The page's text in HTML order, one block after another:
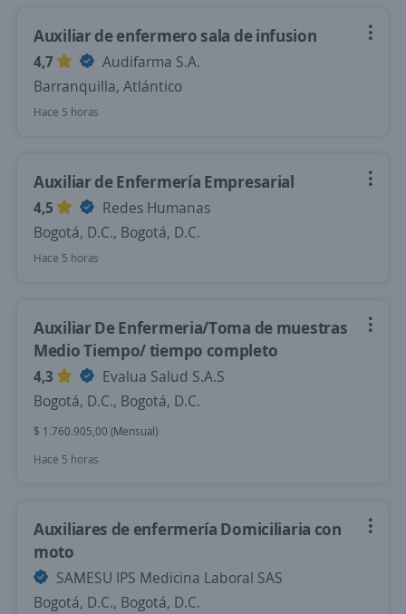
Auxiliar de enfermero sala de infusion
4,7
Audifarma S.A.
Barranquilla, Atlántico
Hace 5 horas
Auxiliar de Enfermería Empresarial
4,5
Redes Humanas
Bogotá, D.C., Bogotá, D.C.
Hace 5 horas
Auxiliar De Enfermeria/Toma de muestras
Medio Tiempo/ tiempo completo
4,3
Evalua Salud S.A.S
Bogotá, D.C., Bogotá, D.C.
$ 1.760.905,00 (Mensual)
Hace 5 horas
Auxiliares de enfermería Domiciliaria con
moto
SAMESU IPS Medicina Laboral SAS
Bogotá, D.C., Bogotá, D.C.